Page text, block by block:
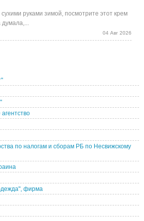
сухими руками зимой, посмотрите этот крем
думала,...
04 Авг 2026
по налогам и сборам РБ по Несвижскому
фирма